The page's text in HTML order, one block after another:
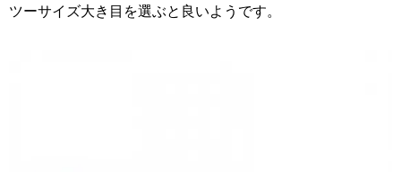
ツーサイズ大き目を選ぶと良いようです。